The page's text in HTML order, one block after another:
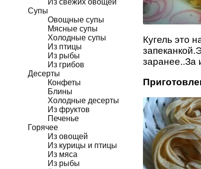
Из свежих овощей
Супы
Овощные супы
Мясные супы
Холодные супы
Из птицы
Из рыбы
Из грибов
Десерты
Конфеты
Блины
Холодные десерты
Из фруктов
Печенье
Горячее
Из овощей
Из курицы и птицы
Из мяса
Из рыбы
Кугель это
заранее..За